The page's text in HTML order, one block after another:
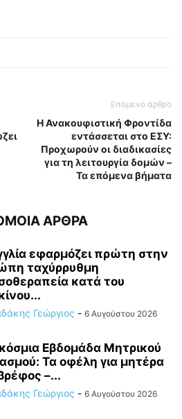
Επόμενο άρθρο
Η Ανακουφιστική Φροντίδα
εντάσσεται στο ΕΣΥ:
Προχωρούν οι διαδικασίες
για τη λειτουργία δομών –
Τα επόμενα βήματα
ΑΡΘΡΑ
εφαρμόζει πρώτη στην
ταχύρρυθμη
κατά του
Γεώργιος - 6 Αυγούστου 2026
Εβδομάδα Μητρικού
Τα οφέλη για μητέρα
–...
Γεώργιος - 6 Αυγούστου 2026